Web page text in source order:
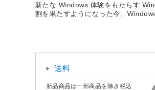
新たな Windows 体験をもたらす
割を果たすようになった今、
送料
新品商品は一部商品を除き税込